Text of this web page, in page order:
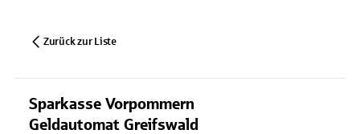
Zurück zur Liste
Sparkasse Vorpommern
Geldautomat Greifswald